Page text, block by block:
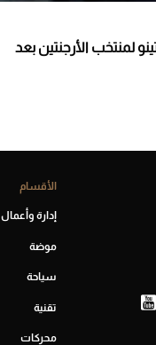
لمنتخب الأرجنتين بعد
الأقسام
إدارة وأعمال
موضة
سياحة
تقنية
محركات